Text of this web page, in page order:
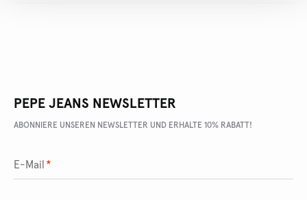
PEPE JEANS NEWSLETTER
ABONNIERE UNSEREN NEWSLETTER UND ERHALTE 10% RABATT!
E-Mail *